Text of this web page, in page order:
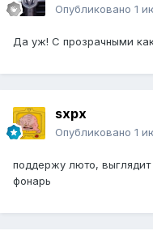
Опубликовано 1
Да уж! С прозрачными
sxpx
Опубликовано 1
поддержу люто, выглядит
фонарь